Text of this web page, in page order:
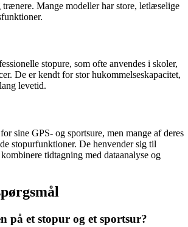
Mange modeller har store, letlæselige
stopure, som ofte anvendes i skoler,
De er kendt for stor hukommelseskapacitet,
levetid.
sine GPS- og sportsure, men mange af deres
stopurfunktioner. De henvender sig til
tidtagning med dataanalyse og
på et stopur og et sportsur?